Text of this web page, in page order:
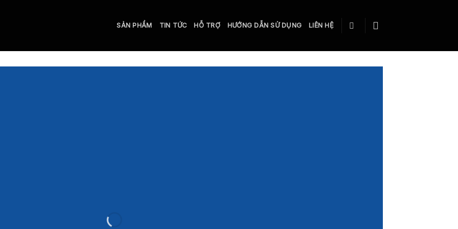
SẢN PHẨM TIN TỨC HỖ TRỢ HƯỚNG DẪN SỬ DỤNG LIÊN HỆ